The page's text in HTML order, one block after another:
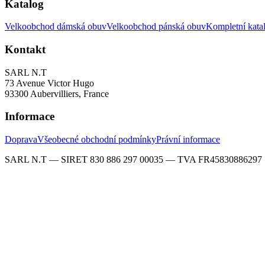
Katalog
Velkoobchod dámská obuvVelkoobchod pánská obuvKompletní
Kontakt
SARL N.T
73 Avenue Victor Hugo
93300 Aubervilliers, France
Informace
DopravaVšeobecné obchodní podmínkyPrávní informace
SARL N.T — SIRET 830 886 297 00035 — TVA FR45830886297